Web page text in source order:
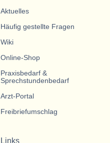
Aktuelles
Häufig gestellte Fragen
Wiki
Online-Shop
Praxisbedarf &
Sprechstundenbedarf
Arzt-Portal
Freibriefumschlag
Links